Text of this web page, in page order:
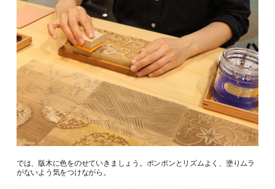
では、版木に色をのせていきましょう。ポンポンとリズムよく、塗りムラ
がないよう気をつけながら。